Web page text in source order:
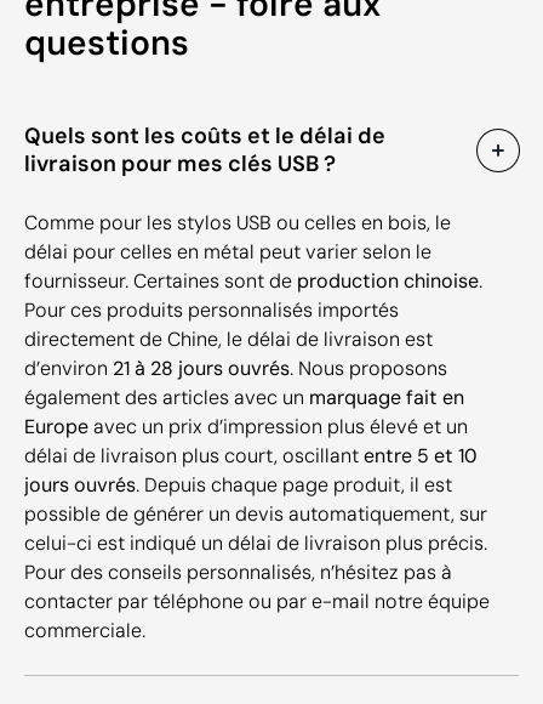
questions
Quels sont les coûts et le délai de
livraison pour mes clés USB ?
Comme pour les stylos USB ou celles en bois, le
délai pour celles en métal peut varier selon le
fournisseur. Certaines sont de production chinoise.
Pour ces produits personnalisés importés
directement de Chine, le délai de livraison est
d’environ 21 à 28 jours ouvrés. Nous proposons
également des articles avec un marquage fait en
Europeavec un prix d’impression plus élevé et un
délai de livraison plus court, oscillantentre 5 et 10
jours ouvrés. Depuis chaque page produit, il est
possible de générer un devis automatiquement, sur
celui-ci est indiqué un délai de livraison plus précis.
Pour des conseils personnalisés, n’hésitez pas à
contacter par téléphone ou par e-mail notre équipe
commerciale.